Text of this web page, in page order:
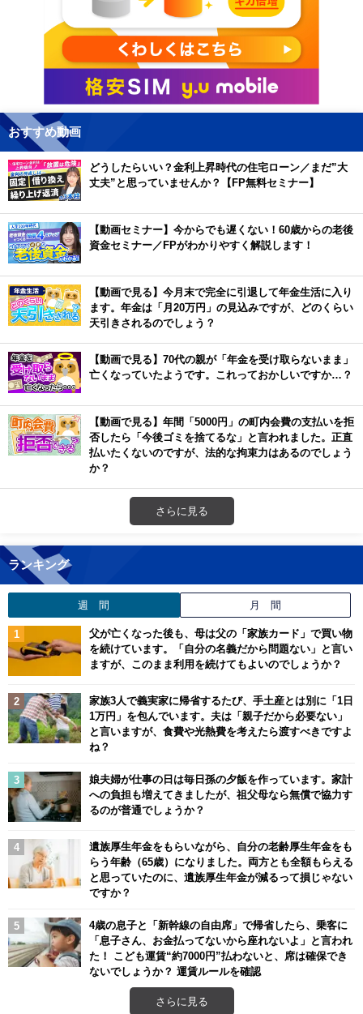
おすすめ動画
どうしたらいい？金利上昇時代の住宅ローン／まだ”大
丈夫”と思っていませんか？【FP無料セミナー】
【動画セミナー】今からでも遅くない！60歳からの老後
資金セミナー／FPがわかりやすく解説します！
【動画で見る】今月末で完全に引退して年金生活に入り
ます。年金は「月20万円」の見込みですが、どのくらい
天引きされるのでしょう？
【動画で見る】70代の親が「年金を受け取らないまま」
亡くなっていたようです。これっておかしいですか…？
【動画で見る】年間「5000円」の町内会費の支払いを拒
否したら「今後ゴミを捨てるな」と言われました。正直
払いたくないのですが、法的な拘束力はあるのでしょう
か？
さらに見る
ランキング
週 間 月 間
父が亡くなった後も、母は父の「家族カード」で買い物
を続けています。「自分の名義だから問題ない」と言い
ますが、このまま利用を続けてもよいのでしょうか？
家族3人で義実家に帰省するたび、手土産とは別に「1日
1万円」を包んでいます。夫は「親子だから必要ない」
と言いますが、食費や光熱費を考えたら渡すべきですよ
ね？
娘夫婦が仕事の日は毎日孫の夕飯を作っています。家計
への負担も増えてきましたが、祖父母なら無償で協力す
るのが普通でしょうか？
遺族厚生年金をもらいながら、自分の老齢厚生年金をも
らう年齢（65歳）になりました。両方とも全額もらえる
と思っていたのに、遺族厚生年金が減るって損じゃない
ですか？
4歳の息子と「新幹線の自由席」で帰省したら、乗客に
「息子さん、お金払ってないから座れないよ」と言われ
た！ こども運賃“約7000円”払わないと、席は確保でき
ないでしょうか？ 運賃ルールを確認
さらに見る